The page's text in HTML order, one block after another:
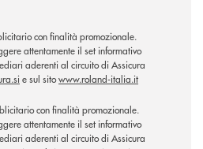
con finalità promozionale.
attentamente il set informativo
aderenti al circuito di Assicura
e sul sitowww.roland-italia.it
con finalità promozionale.
attentamente il set informativo
aderenti al circuito di Assicura